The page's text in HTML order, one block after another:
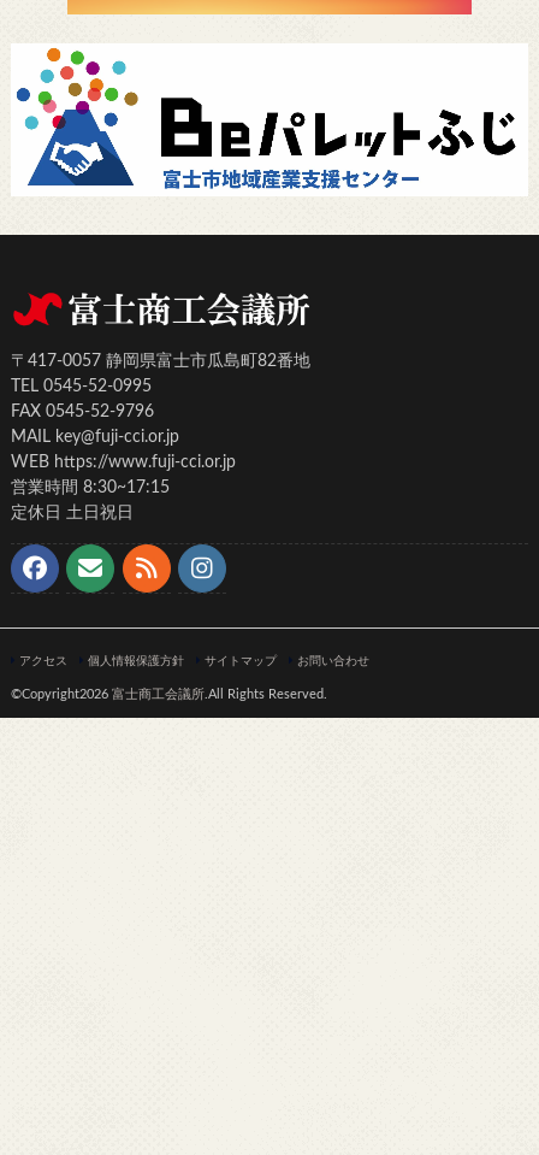
〒417-0057 静岡県富士市瓜島町82番地
TEL 0545-52-0995
FAX 0545-52-9796
MAIL key@fuji-cci.or.jp
WEB https://www.fuji-cci.or.jp
営業時間 8:30~17:15
定休日 土日祝日
アクセス 個人情報保護方針 サイトマップ お問い合わせ
©Copyright2026 富士商工会議所.All Rights Reserved.